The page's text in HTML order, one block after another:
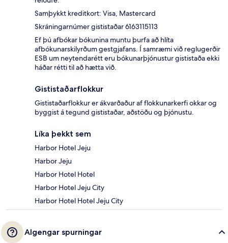
Samþykkt kreditkort: Visa, Mastercard
Skráningarnúmer gististaðar 6163115113
Ef þú afbókar bókunina muntu þurfa að hlíta
afbókunarskilyrðum gestgjafans. Í samræmi við reglugerðir
ESB um neytendarétt eru bókunarþjónustur gististaða ekki
háðar rétti til að hætta við.
Gististaðarflokkur
Gististaðarflokkur er ákvarðaður af flokkunarkerfi okkar og
byggist á tegund gististaðar, aðstöðu og þjónustu.
Líka þekkt sem
Harbor Hotel Jeju
Harbor Jeju
Harbor Hotel Hotel
Harbor Hotel Jeju City
Harbor Hotel Hotel Jeju City
Algengar spurningar